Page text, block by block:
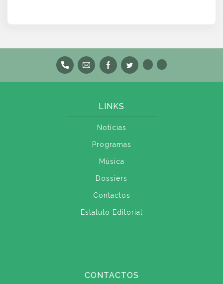
LINKS
Notícias
Programas
Música
Dossiers
Contactos
Estatuto Editorial
CONTACTOS